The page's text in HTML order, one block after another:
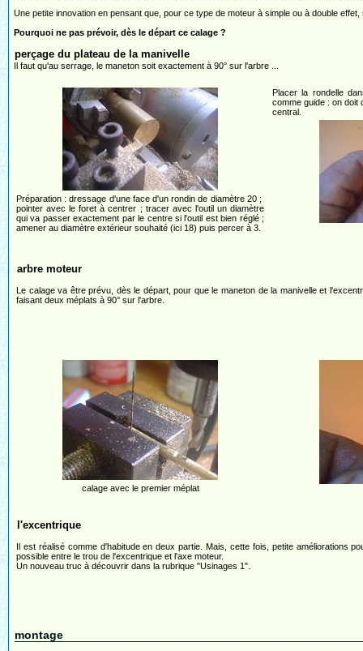
Une petite innovation en pensant que, pour ce type de moteur à simple ou à double
Pourquoi ne pas prévoir, dès le départ ce calage ?
perçage du plateau de la manivelle
Il faut qu'au serrage, le maneton soit exactement à 90° sur l'arbre ...
Préparation : dressage d'une face d'un rondin de diamètre 20 ;
pointer avec le foret à centrer ; tracer avec l'outil un diamètre
qui va passer exactement par le centre si l'outil est bien réglé ;
amener au diamètre extérieur souhaité (ici 18) puis percer à 3.
Placer la rondelle
comme guide : on doit
central.
arbre moteur
Le calage va être prévu, dès le départ, pour que le maneton de la manivelle et
faisant deux méplats à 90° sur l'arbre.
calage avec le premier méplat
l'excentrique
Il est réalisé comme d'habitude en deux partie. Mais, cette fois, petite améliorations
possible entre le trou de l'excentrique et l'axe moteur.
Un nouveau truc à découvrir dans la rubrique "Usinages 1".
montage